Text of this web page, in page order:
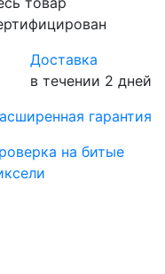
Доставка
в течении 2 дней
гарантия
на битые